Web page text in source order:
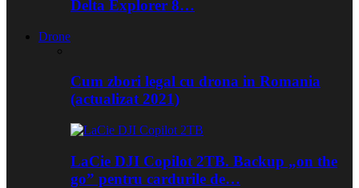
Delta Explorer 8…
Drone
Cum zbori legal cu drona in Romania
(actualizat 2021)
LaCie DJI Copilot 2TB. Backup „on the
go” pentru cardurile de…